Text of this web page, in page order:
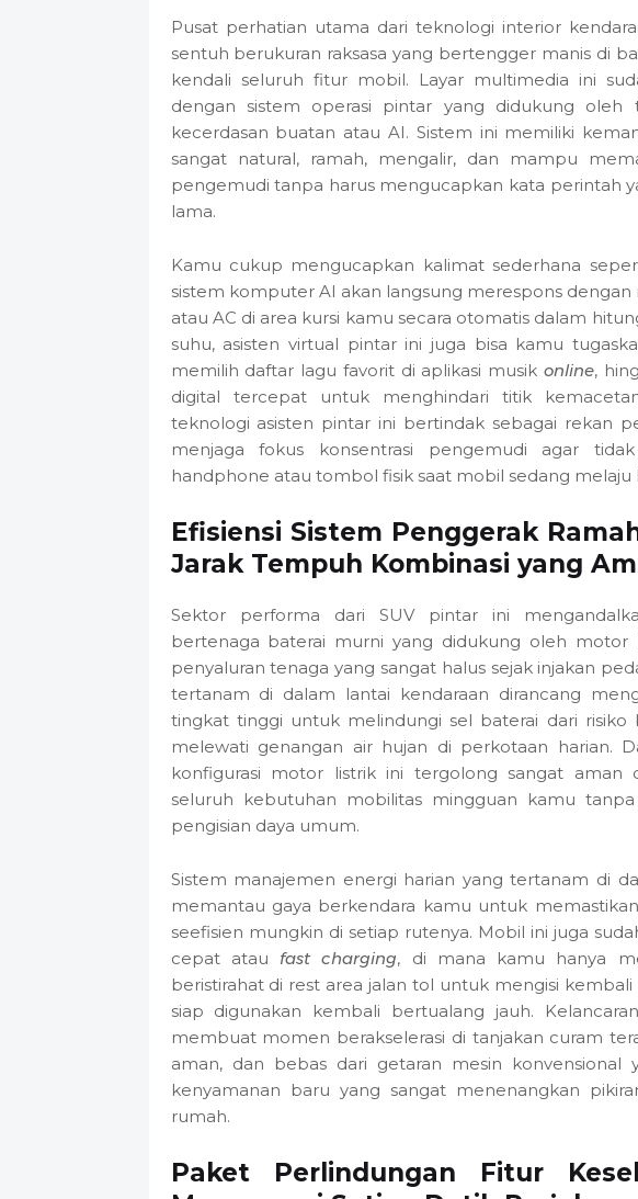
Pusat perhatian utama dari teknologi interior
sentuh berukuran raksasa yang bertengger manis di
kendali seluruh fitur mobil. Layar multimedia ini
dengan sistem operasi pintar yang didukung oleh
kecerdasan buatan atau AI. Sistem ini memiliki
sangat natural, ramah, mengalir, dan mampu
pengemudi tanpa harus mengucapkan kata perintah
lama.
Kamu cukup mengucapkan kalimat sederhana
sistem komputer AI akan langsung merespons
atau AC di area kursi kamu secara otomatis dalam
suhu, asisten virtual pintar ini juga bisa kamu
memilih daftar lagu favorit di aplikasi musik online,
digital tercepat untuk menghindari titik
teknologi asisten pintar ini bertindak sebagai rekan
menjaga fokus konsentrasi pengemudi agar
handphone atau tombol fisik saat mobil sedang melaju
Efisiensi Sistem Penggerak
Jarak Tempuh Kombinasi yang
Sektor performa dari SUV pintar ini
bertenaga baterai murni yang didukung oleh
penyaluran tenaga yang sangat halus sejak injakan
tertanam di dalam lantai kendaraan dirancang
tingkat tinggi untuk melindungi sel baterai dari
melewati genangan air hujan di perkotaan harian.
konfigurasi motor listrik ini tergolong sangat
seluruh kebutuhan mobilitas mingguan kamu
pengisian daya umum.
Sistem manajemen energi harian yang tertanam di
memantau gaya berkendara kamu untuk
seefisien mungkin di setiap rutenya. Mobil ini juga
cepat atau fast charging, di mana kamu hanya
beristirahat di rest area jalan tol untuk mengisi
siap digunakan kembali bertualang jauh.
membuat momen berakselerasi di tanjakan curam
aman, dan bebas dari getaran mesin konvensional
kenyamanan baru yang sangat menenangkan
rumah.
Paket Perlindungan Fitur